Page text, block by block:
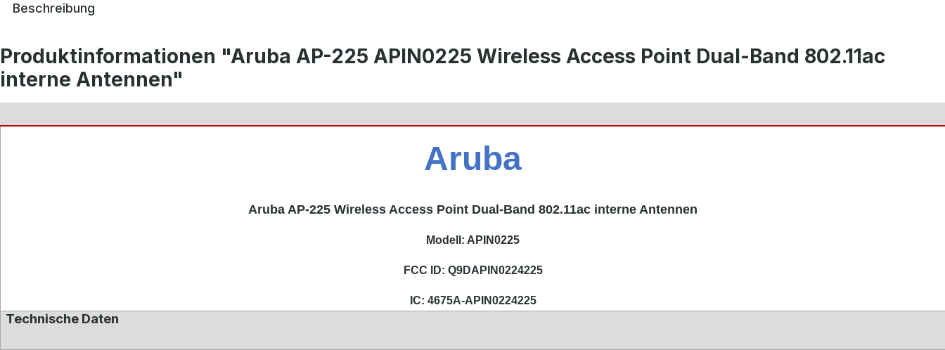
Beschreibung
Produktinformationen "Aruba AP-225 APIN0225 Wireless Access Point Dual-Band 802.11ac
interne Antennen"
Aruba
Aruba AP-225 Wireless Access Point Dual-Band 802.11ac interne Antennen
Modell: APIN0225
FCC ID: Q9DAPIN0224225
IC: 4675A-APIN0224225
Technische Daten